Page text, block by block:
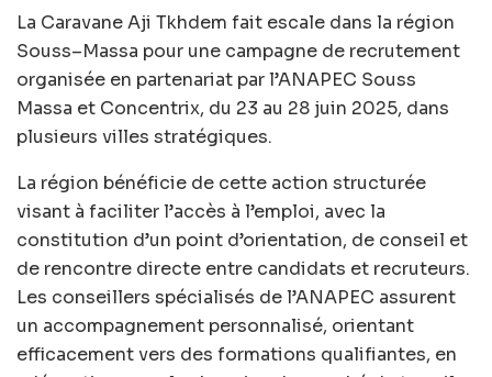
La Caravane Aji Tkhdem fait escale dans la région
Souss–Massa pour une campagne de recrutement
organisée en partenariat par l’ANAPEC Souss
Massa et Concentrix, du 23 au 28 juin 2025, dans
plusieurs villes stratégiques.
La région bénéficie de cette action structurée
visant à faciliter l’accès à l’emploi, avec la
constitution d’un point d’orientation, de conseil et
de rencontre directe entre candidats et recruteurs.
Les conseillers spécialisés de l’ANAPEC assurent
un accompagnement personnalisé, orientant
efficacement vers des formations qualifiantes, en